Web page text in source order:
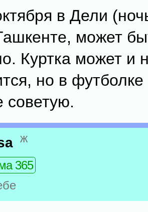
в Дели
может
Куртка может и
но в
советую.
ж
365